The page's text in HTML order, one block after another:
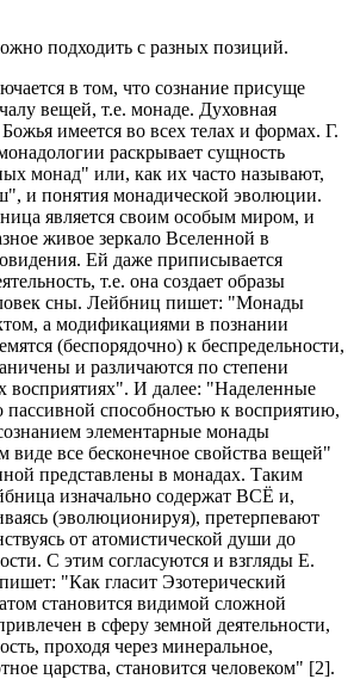
подходить с разных позиций.
в том, что сознание присуще
вещей, т.е. монаде. Духовная
имеется во всех телах и формах. Г.
раскрывает сущность
монад" или, как их часто называют,
и понятия монадической эволюции.
является своим особым миром, и
живое зеркало Вселенной в
Ей даже приписывается
т.е. она создает образы
сны. Лейбниц пишет: "Монады
а модификациями в познании
(беспорядочно) к беспредельности,
и различаются по степени
восприятиях". И далее: "Наделенные
пассивной способностью к восприятию,
элементарные монады
виде все бесконечное свойства вещей"
представлены в монадах. Таким
изначально содержат ВСЁ и,
(эволюционируя), претерпевают
от атомистической души до
С этим согласуются и взгляды Е.
"Как гласит Эзотерический
становится видимой сложной
в сферу земной деятельности,
проходя через минеральное,
царства, становится человеком" [2].